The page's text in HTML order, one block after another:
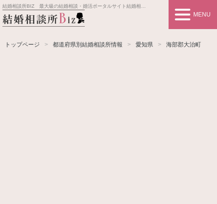
結婚相談所BIZ 最大級の結婚相談・婚活ポータルサイト結婚相談所事業者情報や婚活お見合いの悩み、対策を紹介します。
MENU
トップページ 都道府県別結婚相談所情報 愛知県 海部郡大治町